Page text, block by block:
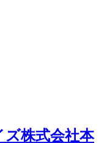
株式会社本